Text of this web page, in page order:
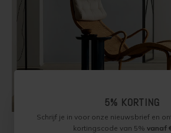
5% KORTING
Schrijf je in voor onze nieuwsbrief en
kortingscode van 5% vanaf